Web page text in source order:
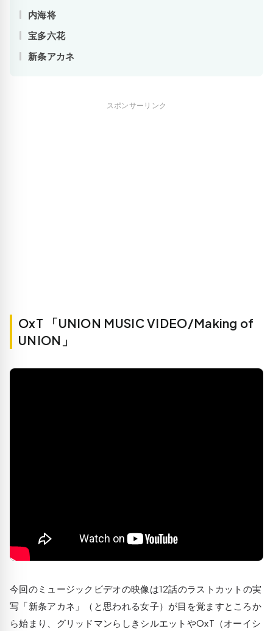
内海将
宝多六花
新条アカネ
スポンサーリンク
OxT 「UNION MUSIC VIDEO/Making of
UNION」
今回のミュージックビデオの映像は12話のラストカットの実
写「新条アカネ」（と思われる女子）が目を覚ますところか
ら始まり、グリッドマンらしきシルエットやOxT（オーイシ